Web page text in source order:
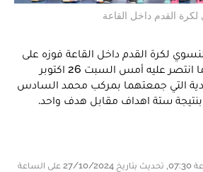
لكرة القدم داخل القاعة
لكرة القدم داخل القاعة فوزه على
المنتخب البحريني بعدما انتصر عليه أمس السبت 26 اكتوبر
الودية التي جمعتهما بمركب محمد السادس
بنتيجة ستة اهداف مقابل هدف واحد.
في 27/10/2024 على الساعة 07:30, تحديث بتاريخ 27/10/2024 على الساعة